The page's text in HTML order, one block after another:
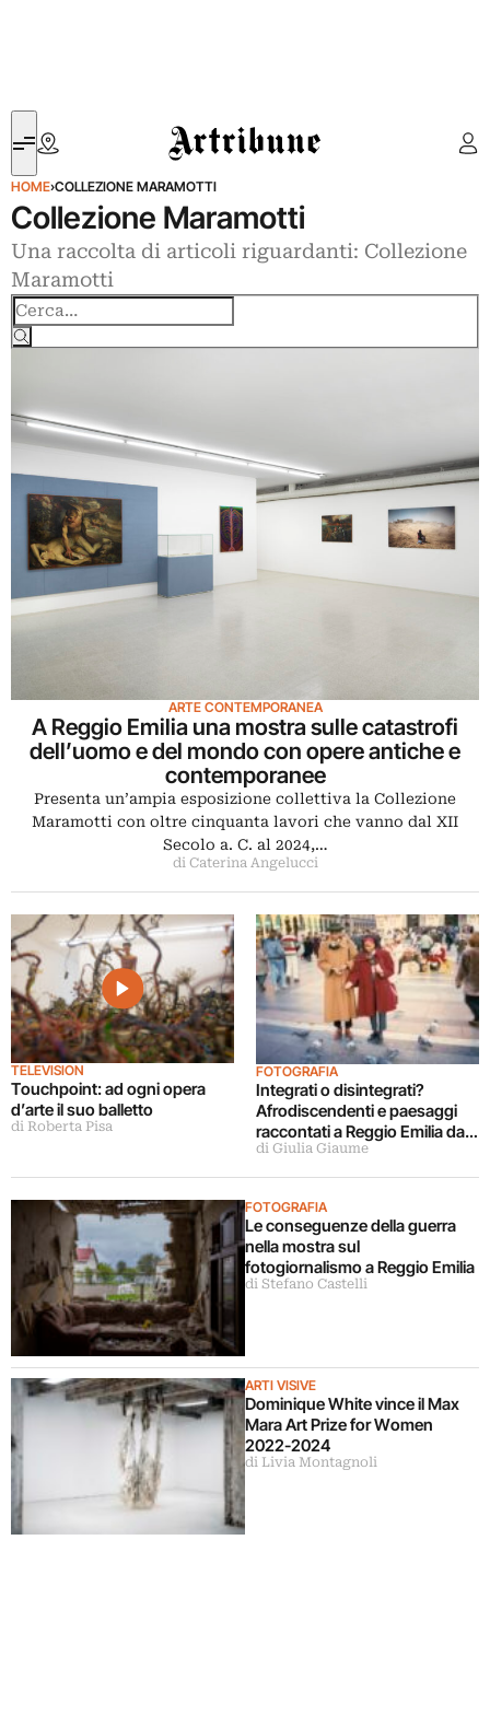
Artribune
HOME›COLLEZIONE MARAMOTTI
Collezione Maramotti
Una raccolta di articoli riguardanti: Collezione
Maramotti
ARTE CONTEMPORANEA
A Reggio Emilia una mostra sulle catastrofi
dell’uomo e del mondo con opere antiche e
contemporanee
Presenta un’ampia esposizione collettiva la Collezione
Maramotti con oltre cinquanta lavori che vanno dal XII
Secolo a. C. al 2024,…
di Caterina Angelucci
TELEVISION
Touchpoint: ad ogni opera
d’arte il suo balletto
di Roberta Pisa
FOTOGRAFIA
Integrati o disintegrati?
Afrodiscendenti e paesaggi
raccontati a Reggio Emilia da
Silvia Rosi. L’intervista
di Giulia Giaume
FOTOGRAFIA
Le conseguenze della guerra
nella mostra sul
fotogiornalismo a Reggio Emilia
di Stefano Castelli
ARTI VISIVE
Dominique White vince il Max
Mara Art Prize for Women
2022-2024
di Livia Montagnoli